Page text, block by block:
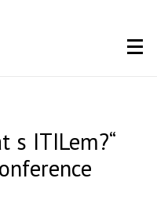
s ITILem?“